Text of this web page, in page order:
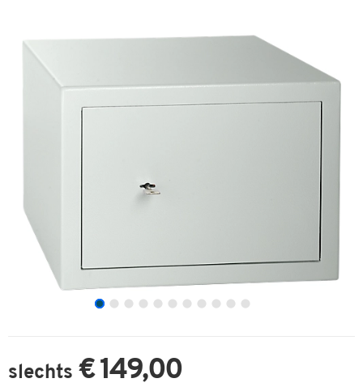
slechts € 149,00